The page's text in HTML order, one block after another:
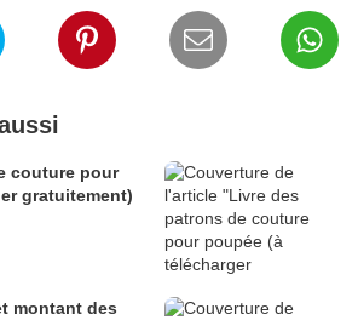
couture pour
gratuitement)
montant des